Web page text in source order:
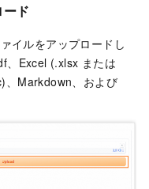
ド
イルをアップロードし
、Excel (.xlsx または
、Markdown、および